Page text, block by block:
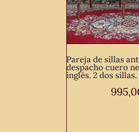
Pareja de sillas
despacho cuero
inglés. 2 dos sillas.